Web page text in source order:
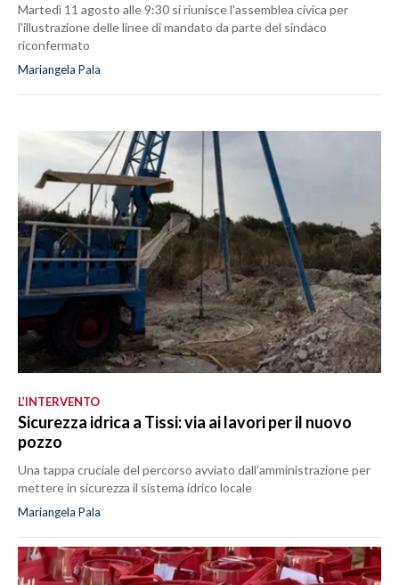
Martedì 11 agosto alle 9:30 si riunisce l'assemblea civica per
l'illustrazione delle linee di mandato da parte del sindaco
riconfermato
Mariangela Pala
L’INTERVENTO
Sicurezza idrica a Tissi: via ai lavori per il nuovo
pozzo
Una tappa cruciale del percorso avviato dall’amministrazione per
mettere in sicurezza il sistema idrico locale
Mariangela Pala